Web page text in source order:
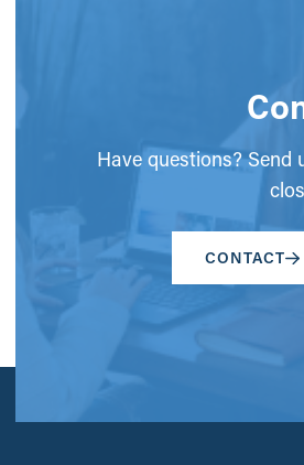
Have questions? Send
CONTACT